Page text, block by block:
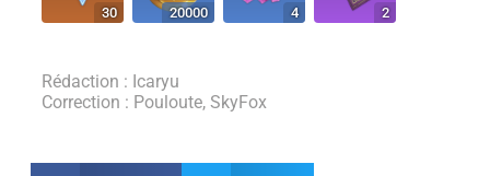
30 20000 4 2
Rédaction : Icaryu
Correction : Pouloute, SkyFox